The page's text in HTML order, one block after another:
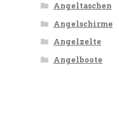
Angeltaschen
Angelschirme
Angelzelte
Angelboote